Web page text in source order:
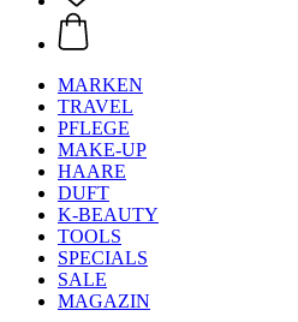
MARKEN
TRAVEL
PFLEGE
MAKE-UP
HAARE
DUFT
K-BEAUTY
TOOLS
SPECIALS
SALE
MAGAZIN